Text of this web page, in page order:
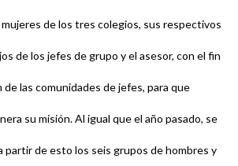
de los tres colegios, sus respectivos
de los jefes de grupo y el asesor, con el fin
de las comunidades de jefes, para que
su misión. Al igual que el año pasado, se
partir de esto los seis grupos de hombres y